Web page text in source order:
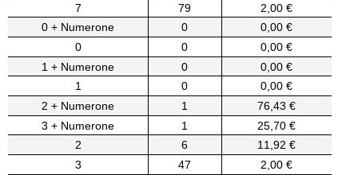
7
79
2,00 €
0 + Numerone
0
0,00 €
0
0
0,00 €
1 + Numerone
0
0,00 €
1
0
0,00 €
2 + Numerone
1
76,43 €
3 + Numerone
1
25,70 €
2
6
11,92 €
3
47 2,00 €